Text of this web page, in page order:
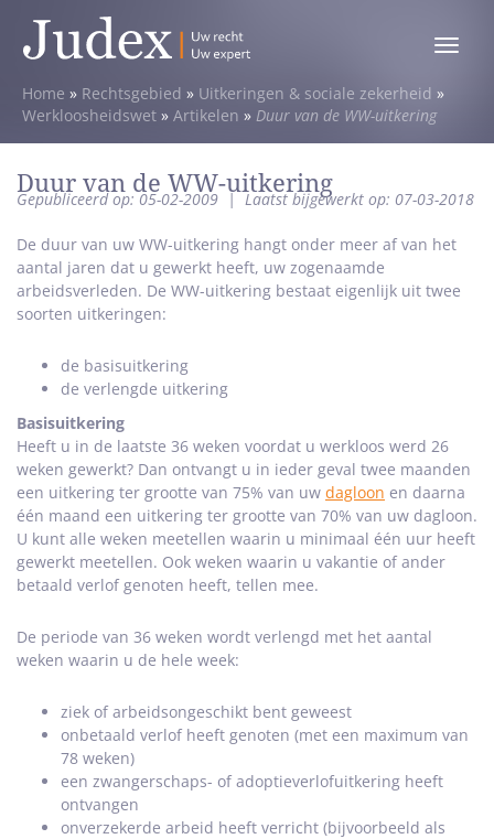
Toggle
Home » Rechtsgebied » Uitkeringen & sociale zekerheid »
Werkloosheidswet » Artikelen » Duur van de WW-uitkering
Duur van de WW-uitkering
Gepubliceerd op: 05-02-2009 |Laatst bijgewerkt op: 07-03-2018
De duur van uw WW-uitkering hangt onder meer af van het
aantal jaren dat u gewerkt heeft, uw zogenaamde
arbeidsverleden. De WW-uitkering bestaat eigenlijk uit twee
soorten uitkeringen:
de basisuitkering
de verlengde uitkering
Basisuitkering
Heeft u in de laatste 36 weken voordat u werkloos werd 26
weken gewerkt? Dan ontvangt u in ieder geval twee maanden
een uitkering ter grootte van 75% van uw dagloon en daarna
één maand een uitkering ter grootte van 70% van uw dagloon.
U kunt alle weken meetellen waarin u minimaal één uur heeft
gewerkt meetellen. Ook weken waarin u vakantie of ander
betaald verlof genoten heeft, tellen mee.
De periode van 36 weken wordt verlengd met het aantal
weken waarin u de hele week:
ziek of arbeidsongeschikt bent geweest
onbetaald verlof heeft genoten (met een maximum van
78 weken)
een zwangerschaps- of adoptieverlofuitkering heeft
ontvangen
onverzekerde arbeid heeft verricht (bijvoorbeeld als